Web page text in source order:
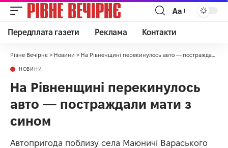
Аа
Передплата газети Реклама Контакти
Рівне Вечірнє > Новини > На Рівненщині перекинулось авто — постраждали мати з сином
НОВИНИ
На Рівненщині перекинулось
авто — постраждали мати з
сином
Автопригода поблизу села Маюничі Вараського